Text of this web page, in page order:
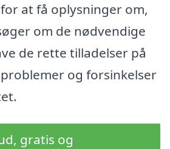
at få oplysninger om,
om de nødvendige
de rette tilladelser på
og forsinkelser
gratis og